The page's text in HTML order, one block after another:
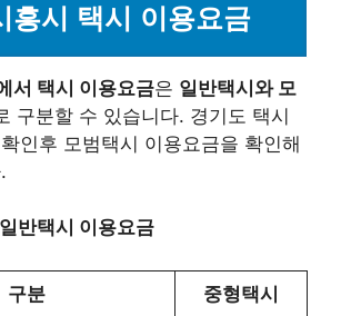
흥시 택시 이용요금
서 택시 이용요금은 일반택시와 모
구분할 수 있습니다. 경기도 택시
인후 모범택시 이용요금을 확인해
반택시 이용요금
구분 중형택시